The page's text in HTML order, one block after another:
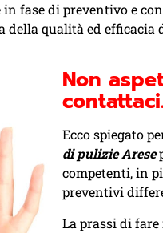
fase di preventivo e
qualità ed
Non
Ecco spiegato
di pulizie Arese
competenti, in
preventivi
La prassi di